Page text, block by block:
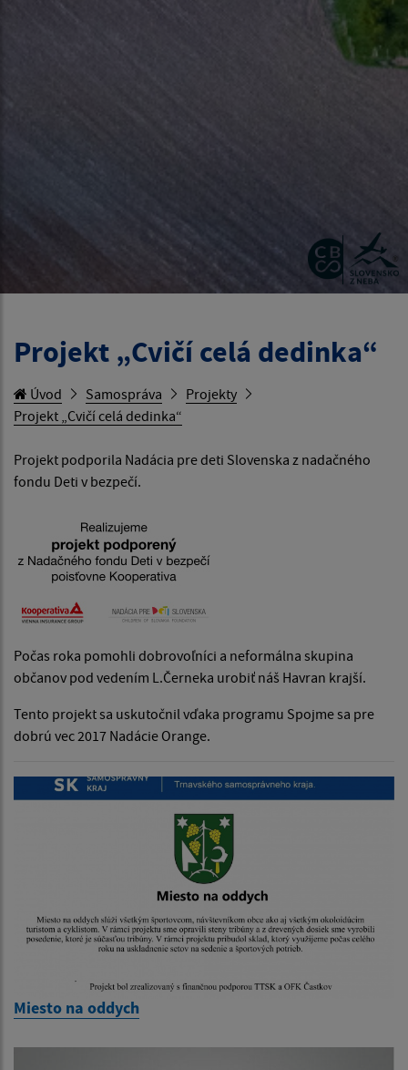
Projekt „Cvičí celá dedinka“
Úvod Samospráva
Projekty
Projekt „Cvičí celá dedinka“
Projekt podporila Nadácia pre deti Slovenska z nadačného
fondu Deti v bezpečí.
Počas roka pomohli dobrovoľníci a neformálna skupina
občanov pod vedením L.Černeka urobiť náš Havran krajší.
Tento projekt sa uskutočnil vďaka programu Spojme sa pre
dobrú vec 2017 Nadácie Orange.
Miesto na oddych